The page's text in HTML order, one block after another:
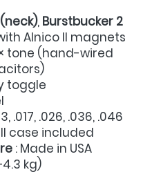
, Burstbucker 2
Alnico II magnets
tone (hand-wired
toggle
.017, .026, .036, .046
case included
: Made in USA
kg)